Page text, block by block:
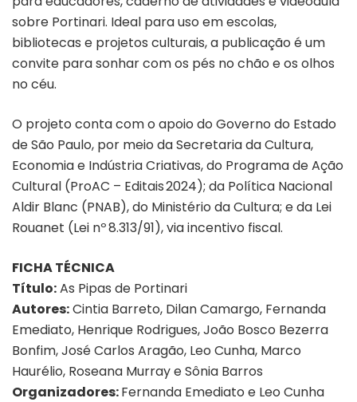
sobre Portinari. Ideal para uso em escolas,
bibliotecas e projetos culturais, a publicação é um
convite para sonhar com os pés no chão e os olhos
no céu.
O projeto conta com o apoio do Governo do Estado
de São Paulo, por meio da Secretaria da Cultura,
Economia e Indústria Criativas, do Programa de Ação
Cultural (ProAC – Editais 2024); da Política Nacional
Aldir Blanc (PNAB), do Ministério da Cultura; e da Lei
Rouanet (Lei nº 8.313/91), via incentivo fiscal.
FICHA TÉCNICA
Título:As Pipas de Portinari
Autores:Cintia Barreto, Dilan Camargo, Fernanda
Emediato, Henrique Rodrigues, João Bosco Bezerra
Bonfim, José Carlos Aragão, Leo Cunha, Marco
Haurélio, Roseana Murray e Sônia Barros
Organizadores:Fernanda Emediato e Leo Cunha